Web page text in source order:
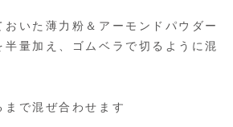
いた薄力粉＆アーモンドパウダー
量加え、ゴムベラで切るように混
で混ぜ合わせます